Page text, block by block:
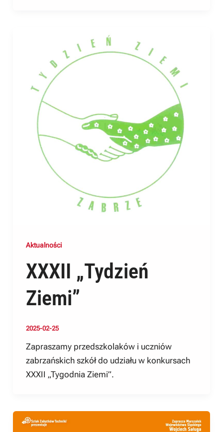
Aktualności
XXXII „Tydzień
Ziemi”
2025-02-25
Zapraszamy przedszkolaków i uczniów
zabrzańskich szkół do udziału w konkursach
XXXII „Tygodnia Ziemi”.